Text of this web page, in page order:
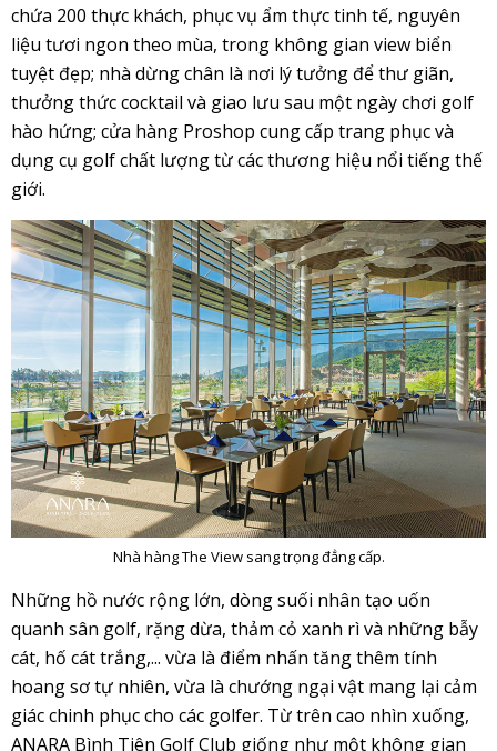
chứa 200 thực khách, phục vụ ẩm thực tinh tế, nguyên
liệu tươi ngon theo mùa, trong không gian view biển
tuyệt đẹp; nhà dừng chân là nơi lý tưởng để thư giãn,
thưởng thức cocktail và giao lưu sau một ngày chơi golf
hào hứng; cửa hàng Proshop cung cấp trang phục và
dụng cụ golf chất lượng từ các thương hiệu nổi tiếng thế
giới.
Nhà hàng The View sang trọng đẳng cấp.
Những hồ nước rộng lớn, dòng suối nhân tạo uốn
quanh sân golf, rặng dừa, thảm cỏ xanh rì và những bẫy
cát, hố cát trắng,... vừa là điểm nhấn tăng thêm tính
hoang sơ tự nhiên, vừa là chướng ngại vật mang lại cảm
giác chinh phục cho các golfer. Từ trên cao nhìn xuống,
ANARA Bình Tiên Golf Club giống như một không gian